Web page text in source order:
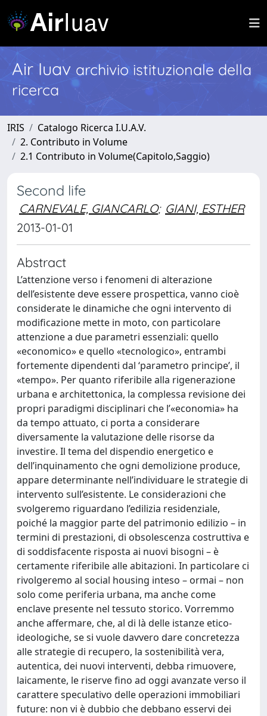
Air Iuav archivio istituzionale della
ricerca
IRIS
Catalogo Ricerca I.U.A.V.
2. Contributo in Volume
2.1 Contributo in Volume(Capitolo,Saggio)
Second life
CARNEVALE, GIANCARLO; GIANI, ESTHER
2013-01-01
Abstract
L’attenzione verso i fenomeni di alterazione
dell’esistente deve essere prospettica, vanno cioè
considerate le dinamiche che ogni intervento di
modificazione mette in moto, con particolare
attenzione a due parametri essenziali: quello
«economico» e quello «tecnologico», entrambi
fortemente dipendenti dal ‘parametro principe’, il
«tempo». Per quanto riferibile alla rigenerazione
urbana e architettonica, la complessa revisione dei
propri paradigmi disciplinari che l’«economia» ha
da tempo attuato, ci porta a considerare
diversamente la valutazione delle risorse da
investire. Il tema del dispendio energetico e
dell’inquinamento che ogni demolizione produce,
appare determinante nell’individuare le strategie di
intervento sull’esistente. Le considerazioni che
svolgeremo riguardano l’edilizia residenziale,
poiché la maggior parte del patrimonio edilizio – in
termini di prestazioni, di obsolescenza costruttiva e
di soddisfacente risposta ai nuovi bisogni – è
certamente riferibile alle abitazioni. In particolare ci
rivolgeremo al social housing inteso – ormai – non
solo come periferia urbana, ma anche come
enclave presente nel tessuto storico. Vorremmo
anche affermare, che, al di là delle istanze etico-
ideologiche, se si vuole davvero dare concretezza
alle strategie di recupero, la sostenibilità vera,
autentica, dei nuovi interventi, debba rimuovere,
laicamente, le riserve fino ad oggi avanzate verso il
carattere speculativo delle operazioni immobiliari
future: non vi è dubbio che debbano esservi dei